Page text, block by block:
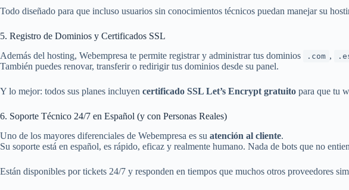
Todo diseñado para que incluso usuarios sin conocimientos técnicos puedan manejar su
5. Registro de Dominios y Certificados SSL
Además del hosting, Webempresa te permite registrar y administrar tus dominios
.com ,
También puedes renovar, transferir o redirigir tus dominios desde su panel.
Y lo mejor: todos sus planes incluyen certificado SSL Let’s Encrypt gratuito para que tu
6. Soporte Técnico 24/7 en Español (y con Personas Reales)
Uno de los mayores diferenciales de Webempresa es su atención al cliente.
Su soporte está en español, es rápido, eficaz y realmente humano. Nada de bots que no
Están disponibles por tickets 24/7 y responden en tiempos que muchos otros proveedores